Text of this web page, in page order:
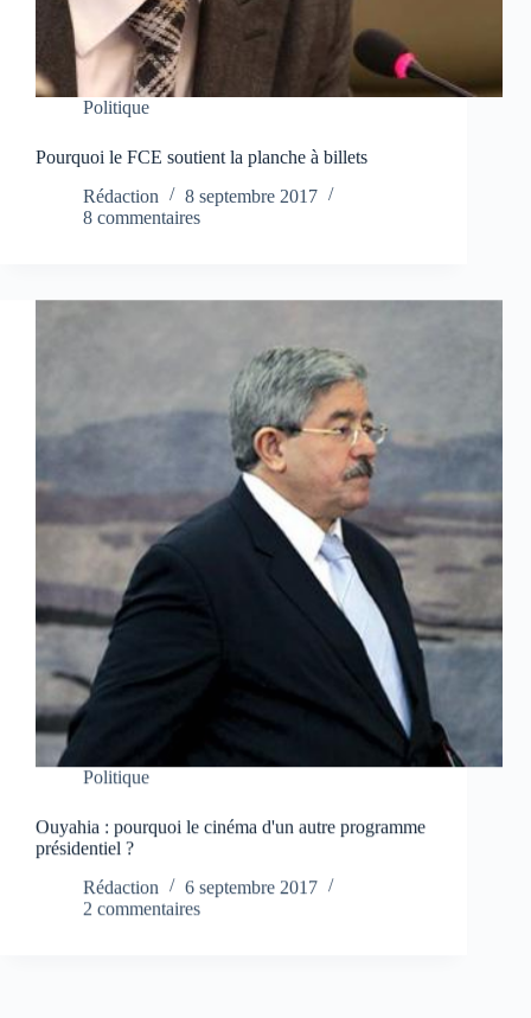
Politique
Pourquoi le FCE soutient la planche à billets
Rédaction
8 septembre 2017
8 commentaires
Politique
Ouyahia : pourquoi le cinéma d'un autre programme
présidentiel ?
Rédaction
6 septembre 2017
2 commentaires